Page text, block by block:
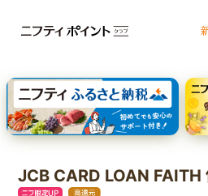
dカード GOLD 三井住友カード ゴー
【実質初月無料】DMM | Disney+(ディズ
SBI証券 確定拠出年金（iDeCo）
JCB CARD LOAN FAITH